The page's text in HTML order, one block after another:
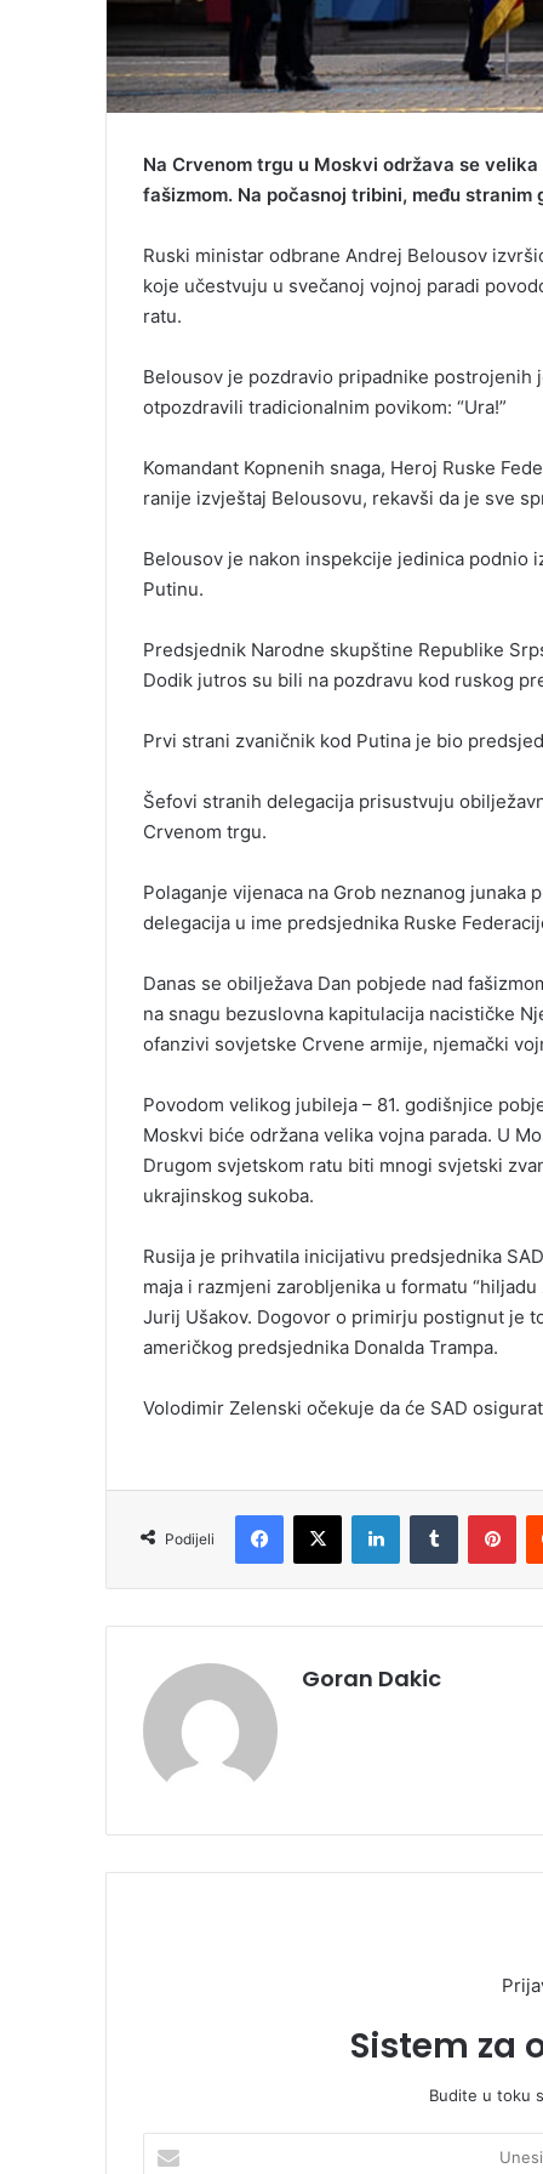
Na Crvenom trgu u Moskvi održava se
fašizmom. Na počasnoj tribini, među
Ruski ministar odbrane Andrej Belousov
koje učestvuju u svečanoj vojnoj paradi
ratu.
Belousov je pozdravio pripadnike postrojenih
otpozdravili tradicionalnim povikom: “Ura!”
Komandant Kopnenih snaga, Heroj Ruske
ranije izvještaj Belousovu, rekavši da je sve
Belousov je nakon inspekcije jedinica podnio
Putinu.
Predsjednik Narodne skupštine Republike
Dodik jutros su bili na pozdravu kod ruskog
Prvi strani zvaničnik kod Putina je bio
Šefovi stranih delegacija prisustvuju
Crvenom trgu.
Polaganje vijenaca na Grob neznanog junaka
delegacija u ime predsjednika Ruske
Danas se obilježava Dan pobjede nad
na snagu bezuslovna kapitulacija nacističke
ofanzivi sovjetske Crvene armije, njemački
Povodom velikog jubileja – 81. godišnjice
Moskvi biće održana velika vojna parada. U
Drugom svjetskom ratu biti mnogi svjetski
ukrajinskog sukoba.
Rusija je prihvatila inicijativu predsjednika
maja i razmjeni zarobljenika u formatu
Jurij Ušakov. Dogovor o primirju postignut je
američkog predsjednika Donalda Trampa.
Volodimir Zelenski očekuje da će SAD
Podijeli
Goran Dakic
Sistem za
Budite u toku